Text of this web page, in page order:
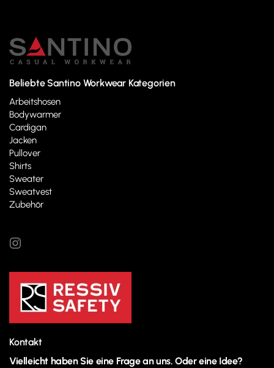
Beliebte Santino Workwear Kategorien
Arbeitshosen
Bodywarmer
Cardigan
Jacken
Pullover
Shirts
Sweater
Sweatvest
Zubehör
Kontakt
Vielleicht haben Sie eine Frage an uns. Oder eine Idee?